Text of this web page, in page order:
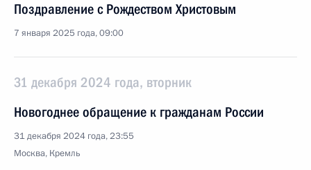
Поздравление с Рождеством Христовым
7 января 2025 года, 09:00
31 декабря 2024 года, вторник
Новогоднее обращение к гражданам России
31 декабря 2024 года, 23:55
Москва, Кремль